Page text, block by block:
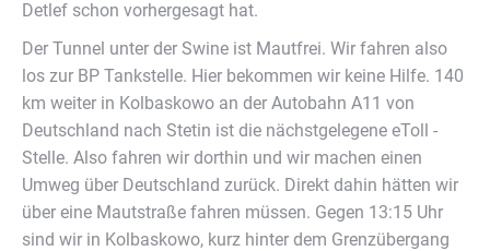
Detlef schon vorhergesagt hat.
Der Tunnel unter der Swine ist Mautfrei. Wir fahren also
los zur BP Tankstelle. Hier bekommen wir keine Hilfe. 140
km weiter in Kolbaskowo an der Autobahn A11 von
Deutschland nach Stetin ist die nächstgelegene eToll -
Stelle. Also fahren wir dorthin und wir machen einen
Umweg über Deutschland zurück. Direkt dahin hätten wir
über eine Mautstraße fahren müssen. Gegen 13:15 Uhr
sind wir in Kolbaskowo, kurz hinter dem Grenzübergang